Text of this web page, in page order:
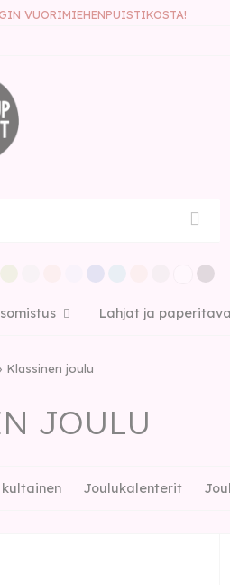
VUORIMIEHENPUISTIKOSTA!
Lahjat ja
Klassinen joulu
JOULU
kultainen Joulukalenterit